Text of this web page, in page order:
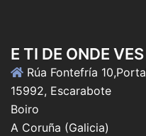
E TI DE ONDE
Rúa Fontefría
15992, Escarabote
Boiro
A Coruña (Galicia)